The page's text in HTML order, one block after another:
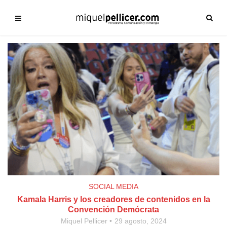
SOCIAL MEDIA
Kamala Harris y los creadores de contenidos en la
Convención Demócrata
Miquel Pellicer 29 agosto, 2024